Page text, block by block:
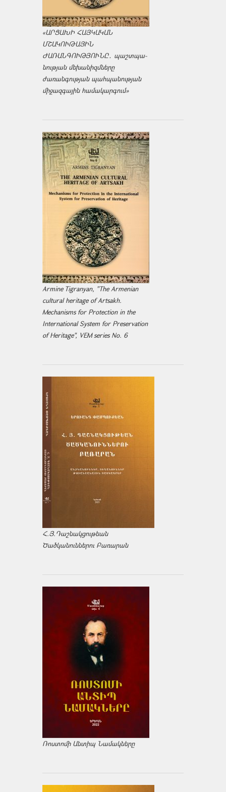
«ԱՐՑԱԽԻ ՀԱՅԿԱԿԱՆ
ՄՇԱԿՈՒԹԱՅԻՆ
ԺԱՌԱՆԳՈՒԹՅՈՒՆԸ․ պաշտպա­
նության մեխանիզմները
ժառանգության պահպանության
միջազ­գային համակարգում»
Armine Tigranyan, "The Armenian
cultural heritage of Artsakh.
Mechanisms for Protection in the
International System for Preservation
of Heritage", VEM series No. 6
Հ.Յ.Դաշնակցութեան
Ծածկանուններու Բառարան
Ռոստոմի Անտիպ Նամակները